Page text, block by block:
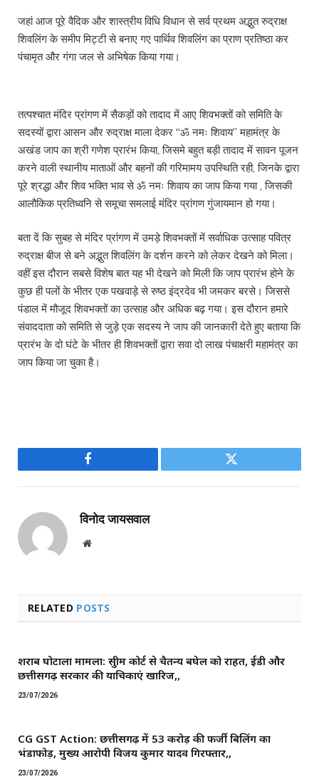
जहां आज पूरे वैदिक और शास्त्रीय विधि विधान से सर्व प्रथम अद्भुत रुद्राक्ष
शिवलिंग के समीप मिट्टी से बनाए गए पार्थिव शिवलिंग का प्राण प्रतिष्ठा कर
पंचामृत और गंगा जल से अभिषेक किया गया।
तत्पश्चात मंदिर प्रांगण में सैकड़ों को तादाद में आए शिवभक्तों को समिति के
सदस्यों द्वारा आसन और रुद्राक्ष माला देकर “ॐ नमः शिवाय” महामंत्र के
अखंड जाप का श्री गणेश प्रारंभ किया, जिसमे बहुत बड़ी तादाद में सावन पूजन
करने वाली स्थानीय माताओं और बहनों की गरिमामय उपस्थिति रही, जिनके द्वारा
पूरे श्रद्धा और शिव भक्ति भाव से ॐ नमः शिवाय का जाप किया गया , जिसकी
आलौकिक प्रतिध्वनि से समूचा समलाई मंदिर प्रांगण गुंजायमान हो गया।
बता दें कि सुबह से मंदिर प्रांगण में उमड़े शिवभक्तों में सर्वाधिक उत्साह पवित्र
रुद्राक्ष बीज से बने अद्भुत शिवलिंग के दर्शन करने को लेकर देखने को मिला।
वहीं इस दौरान सबसे विशेष बात यह भी देखने को मिली कि जाप प्रारंभ होने के
कुछ ही पलों के भीतर एक पखवाड़े से रुष्ठ इंद्रदेव भी जमकर बरसे। जिससे
पंडाल में मौजूद शिवभक्तों का उत्साह और अधिक बढ़ गया। इस दौरान हमारे
संवाददाता को समिति से जुड़े एक सदस्य ने जाप की जानकारी देते हुए बताया कि
प्रारंभ के दो घंटे के भीतर ही शिवभक्तों द्वारा सवा दो लाख पंचाक्षरी महामंत्र का
जाप किया जा चुका है।
Facebook Twitter
विनोद जायसवाल
Website
RELATED POSTS
शराब घोटाला मामला: सुप्रीम कोर्ट से चैतन्य बघेल को राहत, ईडी और
छत्तीसगढ़ सरकार की याचिकाएं खारिज,,
23/07/2026
CG GST Action: छत्तीसगढ़ में 53 करोड़ की फर्जी बिलिंग का
भंडाफोड़, मुख्य आरोपी विजय कुमार यादव गिरफ्तार,,
23/07/2026